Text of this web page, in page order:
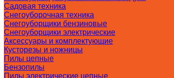
Садовая техника
Снегоуборочная техника
Снегоуборщики бензиновые
Снегоуборщики электрические
Аксессуары и комплектующие
Кусторезы и ножницы
Пилы цепные
Бензопилы
Пилы электрические цепные